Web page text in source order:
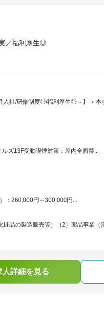
／福利厚生◎
入社/研修制度◎/福利厚生◎～】 ＜本
ズ13F受動喫煙対策：屋内全面禁...
：260,000円～300,000円...
品の製造販売等）（2）薬品事業（
人詳細を見る